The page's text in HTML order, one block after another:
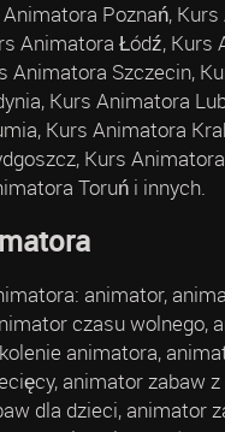
Poznań,
Animatora Łódź, Kurs
Animatora Szczecin,
Kurs Animatora
Kurs Animatora
Kurs
Toruń i innych.
animator,
czasu wolnego,
animatora,
animator zabaw
dla dzieci, animator